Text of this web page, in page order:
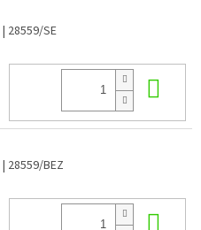
| 28559/SE
| 28559/BEZ